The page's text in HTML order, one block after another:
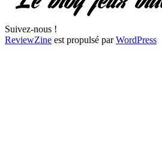
Suivez-nous !
ReviewZine est propulsé parWordPress